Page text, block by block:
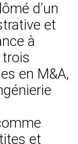
d’un
et
à
en M&A,
et